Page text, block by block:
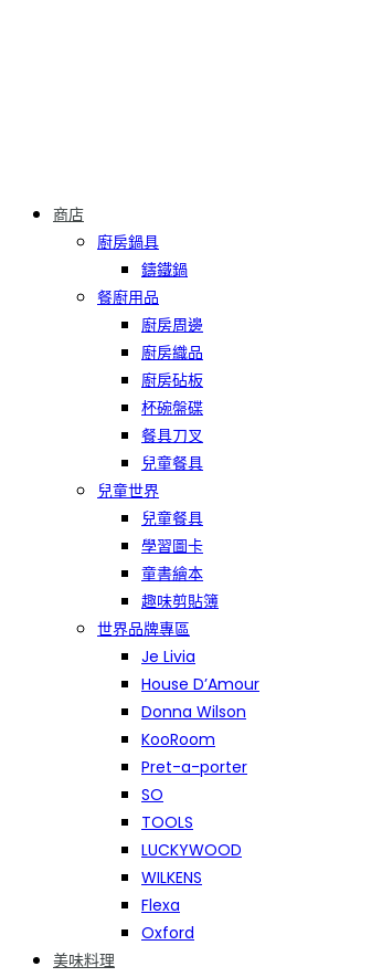
商店
廚房鍋具
鑄鐵鍋
餐廚用品
廚房周邊
廚房織品
廚房砧板
杯碗盤碟
餐具刀叉
兒童餐具
兒童世界
兒童餐具
學習圖卡
童書繪本
趣味剪貼簿
世界品牌專區
Je Livia
House D’Amour
Donna Wilson
KooRoom
Pret-a-porter
SO
TOOLS
LUCKYWOOD
WILKENS
Flexa
Oxford
美味料理